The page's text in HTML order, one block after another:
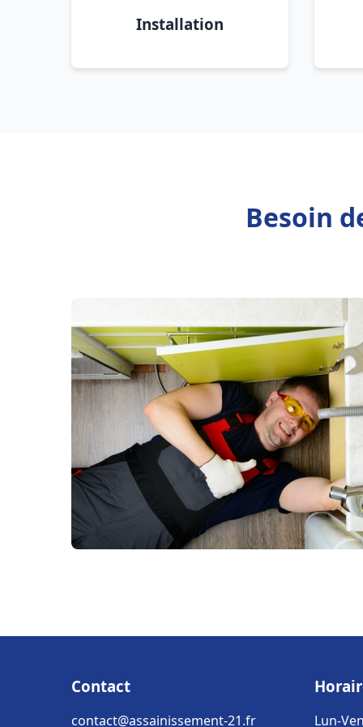
Installation
Besoin
Contact
contact@assainissement-21.fr Lun-